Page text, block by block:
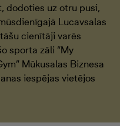
dodoties uz otru pusi,
Lucavsalas
cienītāji varēs
sporta zāli “My
Mūkusalas Biznesa
iespējas vietējos